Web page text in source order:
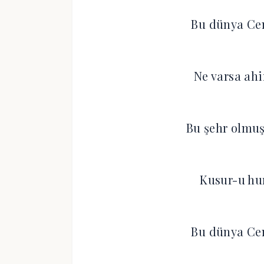
Bu dünya
Ne varsa
Bu şehr
Kusur-u
Bu dünya